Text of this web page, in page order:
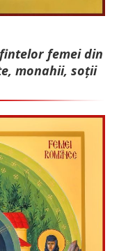
femei din
monahii, soții